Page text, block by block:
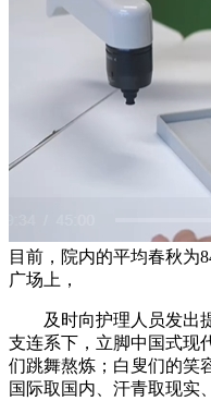
目前，院内的平均春秋为
广场上，
及时向护理人员发出提
支连系下，立脚中国式现
们跳舞熬炼；白叟们的笑
国际取国内、汗青取现实